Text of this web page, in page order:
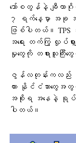
ဘော်စတွန်နဲ့ ချီကာ
၇ ရက်နေ့မှာ အခု အ
ဖြစ်ပါတယ်။ TPS ဆ
အရေး တက်ကြွ လှုပ်ရှ
မှုတွေကို တရားသူကြီ
ဇွန်လတုန်းကလည်း အ
ယား နိုင်ငံသားတွေ
အစိုးရ အနေနဲ့ ရု
ပါတယ်။